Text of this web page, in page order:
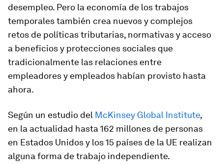
desempleo. Pero la economía de los trabajos
temporales también crea nuevos y complejos
retos de políticas tributarias, normativas y acceso
a beneficios y protecciones sociales que
tradicionalmente las relaciones entre
empleadores y empleados habían provisto hasta
ahora.
Según un estudio del McKinsey Global Institute,
en la actualidad hasta 162 millones de personas
en Estados Unidos y los 15 países de la UE realizan
alguna forma de trabajo independiente.